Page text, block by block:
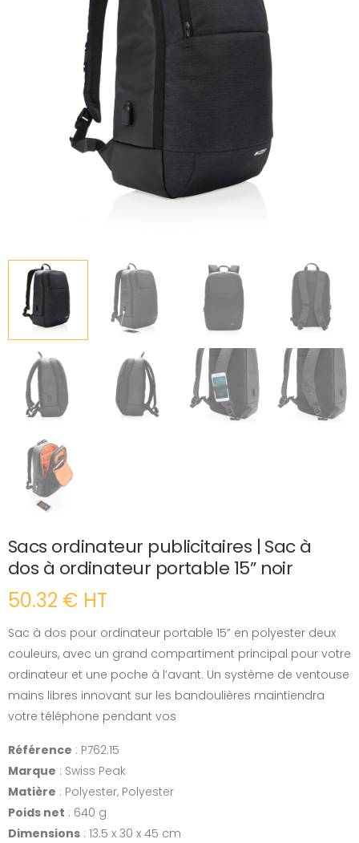
Sacs ordinateur publicitaires | Sac à
dos à ordinateur portable 15” noir
50.32 € HT
Sac à dos pour ordinateur portable 15” en polyester deux
couleurs, avec un grand compartiment principal pour votre
ordinateur et une poche à l’avant. Un système de ventouse
mains libres innovant sur les bandoulières maintiendra
votre téléphone pendant vos
Référence : P762.15
Marque : Swiss Peak
Matière : Polyester, Polyester
Poids net : 640 g
Dimensions : 13.5 x 30 x 45 cm